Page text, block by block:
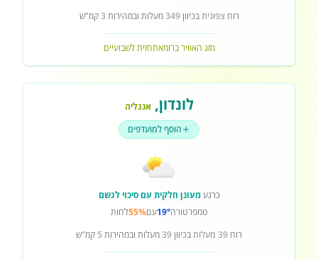
רוחצפוניתבכיוון349מעלות ובמהירות 3קמ"ש
מזג האוויר ברומאתחזית לשבועיים
לונדון, אנגליה
הוסף למועדפים
כרגעמעונן חלקית עם סיכוי לגשם
טמפרטורה19°עם55%לחות
רוח 39 מעלות בכיוון39מעלות ובמהירות 5 קמ"ש